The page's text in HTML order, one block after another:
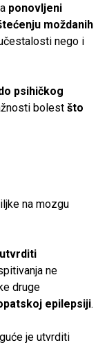
ponovljeni
moždanih
nego i
psihičkog
bolest što
na mozgu
ne
druge
epilepsiji.
je utvrditi